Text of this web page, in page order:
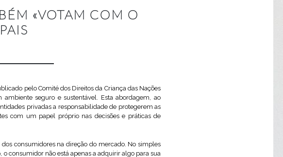
«VOTAM COM O
pelo Comité dos Direitos da Criança das Nações
seguro e sustentável. Esta abordagem, ao
privadas a responsabilidade de protegerem as
com um papel próprio nas decisões e práticas de
consumidores na direção do mercado. No simples
consumidor não está apenas a adquirir algo para sua